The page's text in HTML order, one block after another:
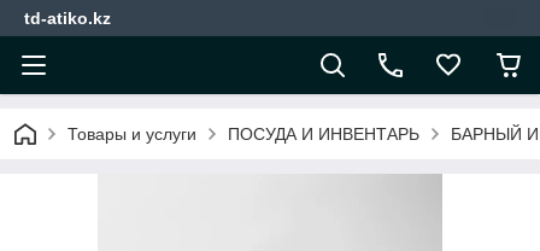
td-atiko.kz
Товары и услуги ПОСУДА И ИНВЕНТАРЬ БАРНЫЙ